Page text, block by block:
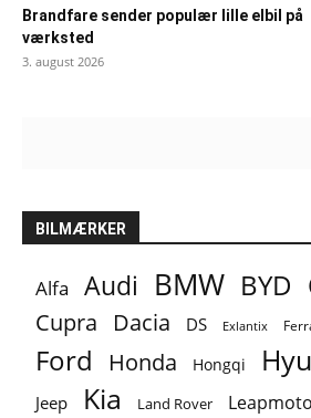
Brandfare sender populær lille elbil på
værksted
3. august 2026
BILMÆRKER
Alfa Audi BMW BYD
Cupra Dacia DS Exlantix
Ford Honda Hongqi
Jeep Kia Land Rover